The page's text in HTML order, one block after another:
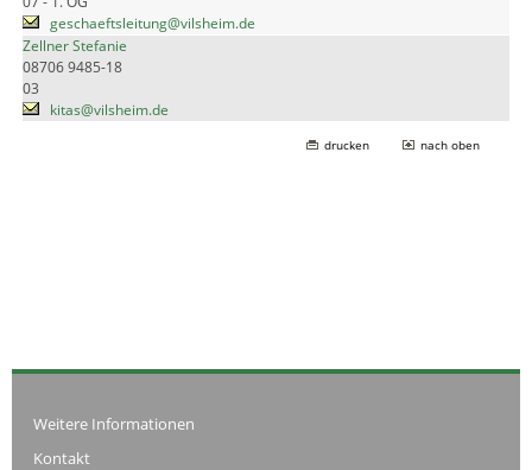
geschaeftsleitung@vilsheim.de
Zellner Stefanie
08706 9485-18
03
kitas@vilsheim.de
drucken nach oben
Weitere Informationen
Kontakt